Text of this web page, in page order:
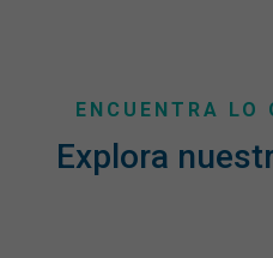
ENCUENTRA LO
Explora